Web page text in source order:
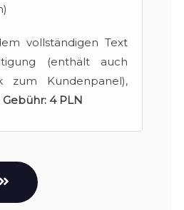
vollständigen Text
(enthält auch
zum Kundenpanel),
Gebühr: 4 PLN